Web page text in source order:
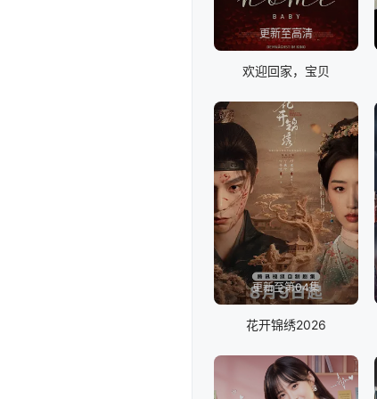
更新至高清
欢迎回家，宝贝
更新至第04集
花开锦绣2026